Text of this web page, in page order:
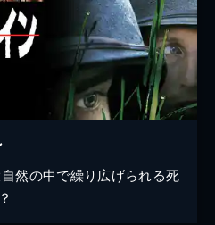
然の中で繰り広げられる死